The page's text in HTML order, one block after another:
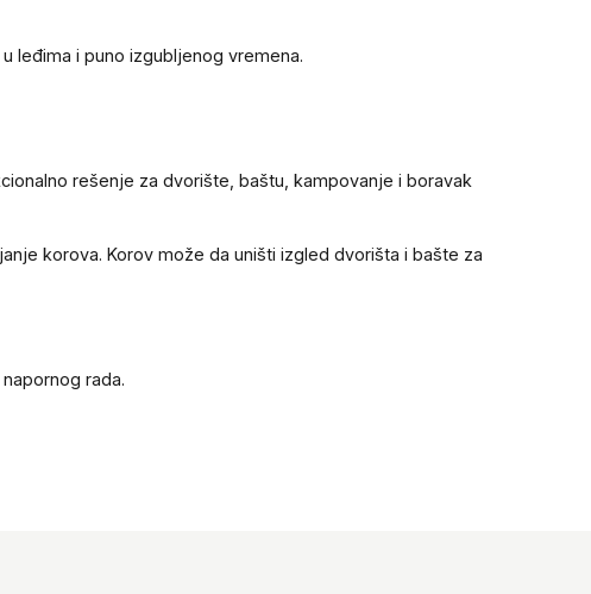
leđima i puno izgubljenog vremena.
rešenje za dvorište, baštu, kampovanje i boravak
korova. Korov može da uništi izgled dvorišta i bašte za
rada.